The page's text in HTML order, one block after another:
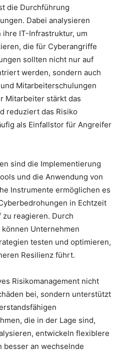
die Durchführung
Dabei analysieren
IT-Infrastruktur, um
die für Cyberangriffe
sollten nicht nur auf
werden, sondern auch
Mitarbeiterschulungen
Mitarbeiter stärkt das
reduziert das Risiko
als Einfallstor für Angreifer
sind die Implementierung
und die Anwendung von
Instrumente ermöglichen es
in Echtzeit
reagieren. Durch
Unternehmen
testen und optimieren,
Resilienz führt.
Risikomanagement nicht
bei, sondern unterstützt
die in der Lage sind,
entwickeln flexiblere
besser an wechselnde